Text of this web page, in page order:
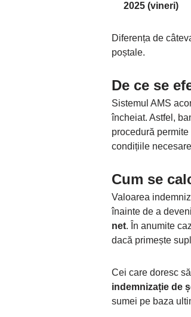
2025 (vineri)
Diferența de
poștale.
De ce se
Sistemul AMS
încheiat. Astfel,
procedură
condițiile
Cum se
Valoarea
înainte de a
net. În anumite
dacă primește
Cei care doresc
indemnizație de
sumei pe baza